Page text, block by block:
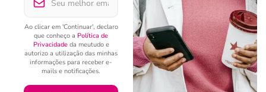
Ao clicar em 'Continuar', declaro
que conheço a Política de
Privacidadeda meutudo e
autorizo a utilização das minhas
informações para receber e-
mails e notificações.